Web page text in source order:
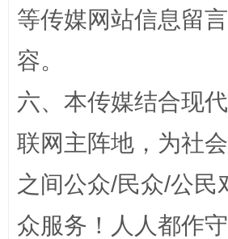
等传媒网站信息留
容。
六、本传媒结合现
联网主阵地，为社
之间公众/民众/公
众服务！人人都作守